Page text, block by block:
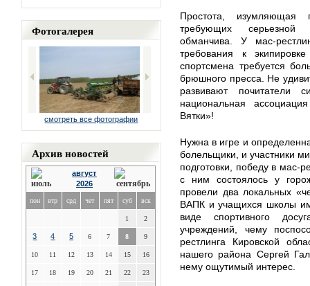
Фотогалерея
смотреть все фотографии
Архив новостей
август
2026
пон втр срд чет пят суб вск
1 2
3 4 5 6 7 8 9
10 11 12 13 14 15 16
17 18 19 20 21 22 23
Простота, изумляющая
требующих серьезной
обманчива. У мас-
требования к
спортсмена требуется
брюшного пресса. Не
развивают почитатели
национальная
Вятки»!
Нужна в игре и
болельщики, и участники
подготовки, победу в мас-
с ним состоялось у
провели два локальных
ВАПК и учащихся школы
виде спортивного
учреждений, чему
рестлинга Кировской
нашего района Сергей
нему ощутимый интерес.